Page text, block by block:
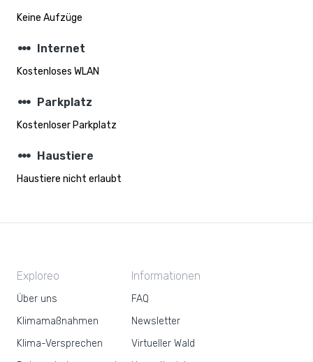
Keine Aufzüge
steppers Internet
Kostenloses WLAN
steppers Parkplatz
Kostenloser Parkplatz
steppers Haustiere
Haustiere nicht erlaubt
Exploreo
Über uns
Klimamaßnahmen
Klima-Versprechen
Informationen
FAQ
Newsletter
Virtueller Wald